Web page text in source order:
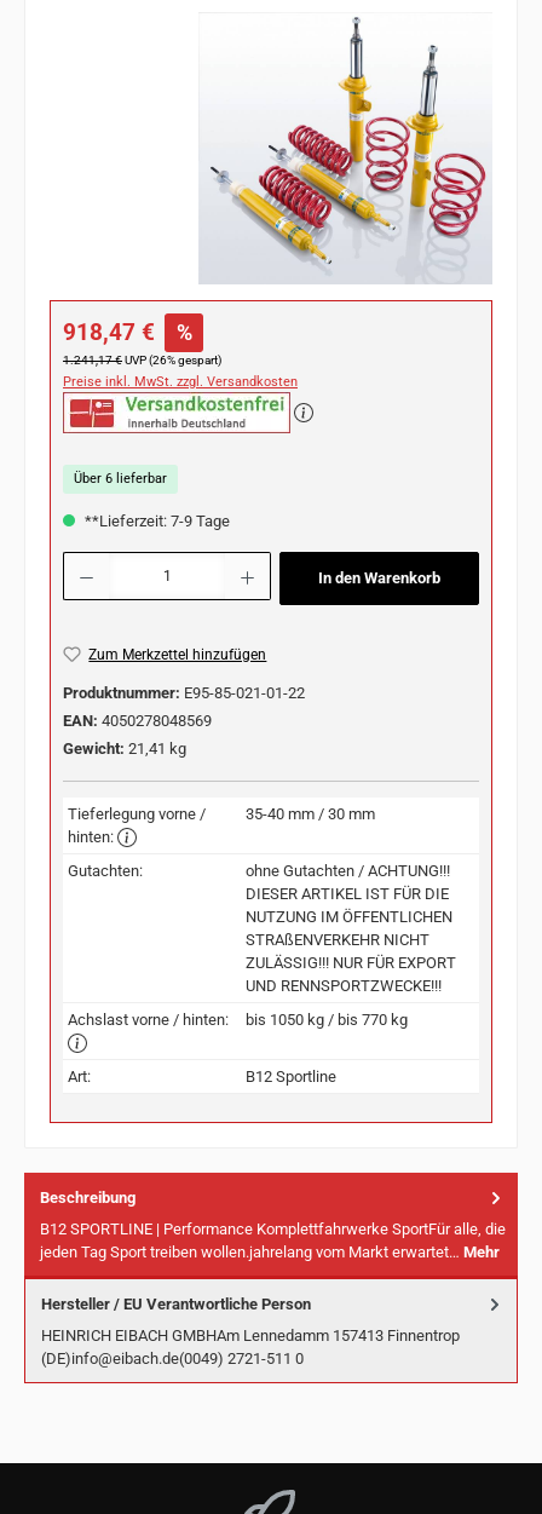
Verkaufspreis:
918,47 € %
Regulärer Preis:
1.241,17 €UVP (26% gespart)
Preise inkl. MwSt. zzgl. Versandkosten
Über 6 lieferbar
**Lieferzeit: 7-9 Tage
Produkt Anzahl: Gib den gewünschten Wert ein oder benutze die Schaltflächen
In den Warenkorb
Zum Merkzettel hinzufügen
Produktnummer: E95-85-021-01-22
EAN: 4050278048569
Gewicht: 21,41 kg
Tieferlegung vorne /
hinten:
35-40 mm / 30 mm
Gutachten:
ohne Gutachten / ACHTUNG!!!
DIESER ARTIKEL IST FÜR DIE
NUTZUNG IM ÖFFENTLICHEN
STRAßENVERKEHR NICHT
ZULÄSSIG!!! NUR FÜR EXPORT
UND RENNSPORTZWECKE!!!
Achslast vorne / hinten:
bis 1050 kg / bis 770 kg
Art: B12 Sportline
Beschreibung
B12 SPORTLINE | Performance Komplettfahrwerke SportFür alle, die
jeden Tag Sport treiben wollen.jahrelang vom Markt erwartet… Mehr
Hersteller / EU Verantwortliche Person
HEINRICH EIBACH GMBHAm Lennedamm 157413 Finnentrop
(DE)info@eibach.de(0049) 2721-511 0